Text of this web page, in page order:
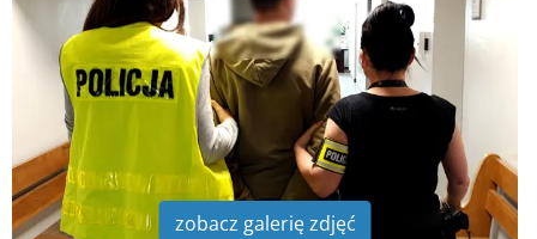
zobacz galerię zdjęć